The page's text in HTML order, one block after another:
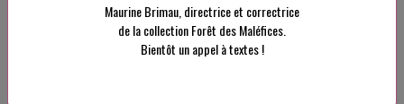
Détails Détails
Maurine Brimau, directrice et correctrice
de la collection Forêt des Maléfices.
Bientôt un appel à textes !